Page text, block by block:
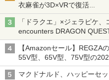
衣麻雀が3D×VRで復活
発売から2週間は20%オフに
「ドラクエ」×ジェラピケ
encounters DRAGON
アイスカップに入ったスラ
オリジナルアートで登場
【Amazonセール】REGZA
55V型、65V型、75V型の
マクドナルド、ハッピーセ